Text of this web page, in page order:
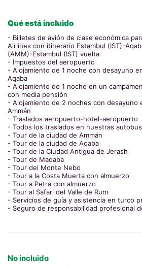
Qué está incluido
- Billetes de avión de clase económica
Airlines con itinerario Estambul (IST)-
(AMM)-Estambul (IST) vuelta
- Impuestos del aeropuerto
- Alojamiento de 1 noche con desayuno
Aqaba
- Alojamiento de 1 noche en un
con media pensión
- Alojamiento de 2 noches con desayuno
Ammán
- Traslados aeropuerto-hotel-aeropuerto
- Todos los traslados en nuestras
- Tour de la ciudad de Ammán
- Tour de la ciudad de Aqaba
- Tour de la Ciudad Antigua de Jerash
- Tour de Madaba
- Tour del Monte Nebo
- Tour a la Costa Muerta con almuerzo
- Tour a Petra con almuerzo
- Tour al Safari del Valle de Rum
- Servicios de guía y asistencia en turco
- Seguro de responsabilidad profesional
No incluido